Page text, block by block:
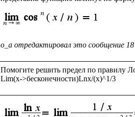
o_a отредактировал это сообщение
Помогите решить предел по правилу